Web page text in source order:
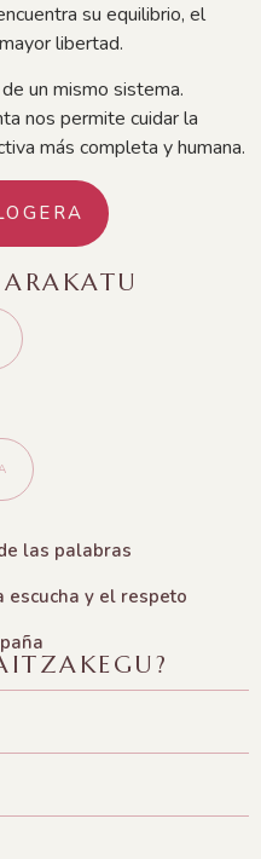
su equilibrio, el
libertad.
un mismo sistema.
nos permite cuidar la
más completa y humana.
las palabras
y el respeto